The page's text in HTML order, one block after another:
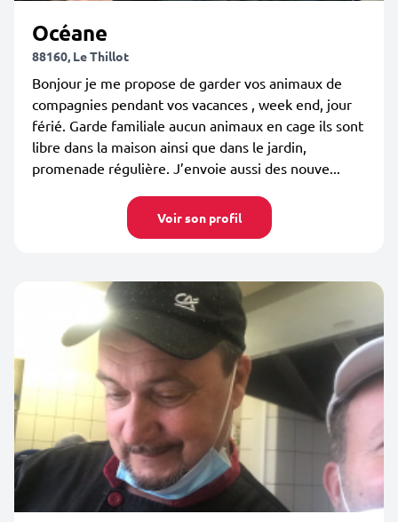
Océane
88160, Le Thillot
Bonjour je me propose de garder vos animaux de
compagnies pendant vos vacances , week end, jour
férié. Garde familiale aucun animaux en cage ils sont
libre dans la maison ainsi que dans le jardin,
promenade régulière. J’envoie aussi des nouve...
Voir son profil